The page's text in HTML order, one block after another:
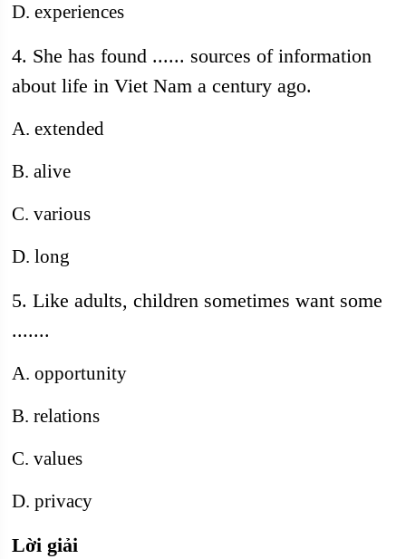
D. experiences
4. She has found ...... sources of information
about life in Viet Nam a century ago.
A. extended
B. alive
C. various
D. long
5. Like adults, children sometimes want some
.......
A. opportunity
B. relations
C. values
D. privacy
Lời giải